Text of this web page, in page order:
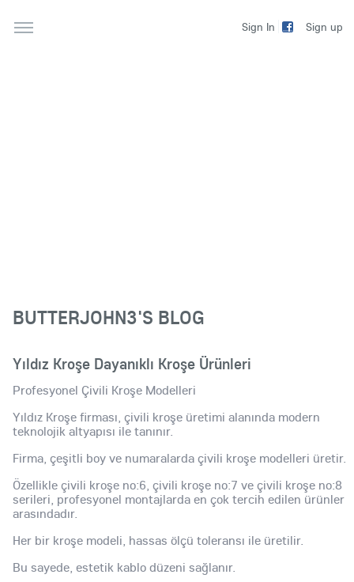
Sign In Sign up
BUTTERJOHN3'S BLOG
Yıldız Kroşe Dayanıklı Kroşe Ürünleri
Profesyonel Çivili Kroşe Modelleri
Yıldız Kroşe firması, çivili kroşe üretimi alanında modern
teknolojik altyapısı ile tanınır.
Firma, çeşitli boy ve numaralarda çivili kroşe modelleri üretir.
Özellikle çivili kroşe no:6, çivili kroşe no:7 ve çivili kroşe no:8
serileri, profesyonel montajlarda en çok tercih edilen ürünler
arasındadır.
Her bir kroşe modeli, hassas ölçü toleransı ile üretilir.
Bu sayede, estetik kablo düzeni sağlanır.